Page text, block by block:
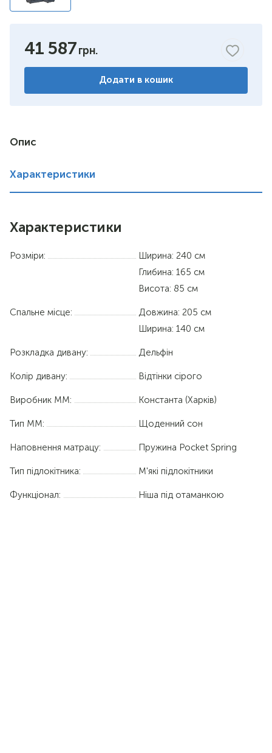
41 587
Додати в кошик
Опис
Характеристики
Характеристики
Розміри:
Ширина: 240 см
Глибина: 165 см
Висота: 85 см
Спальне місце: Довжина: 205 см
Ширина: 140 см
Розкладка дивану: Дельфін
Колір дивану: Відтінки сірого
Виробник ММ: Константа (Харків)
Тип ММ: Щоденний сон
Наповнення матрацу: Пружина Pocket Spring
Тип підлокітника: М'які підлокітники
Функціонал: Ніша під отаманкою